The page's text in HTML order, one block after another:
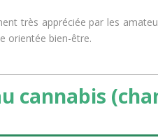
très appréciée par les
orientée bien-être.
cannabis